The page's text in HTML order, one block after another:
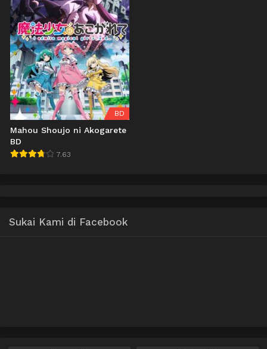
BD
Mahou Shoujo ni Akogarete
BD
7.63
Sukai Kami di Facebook